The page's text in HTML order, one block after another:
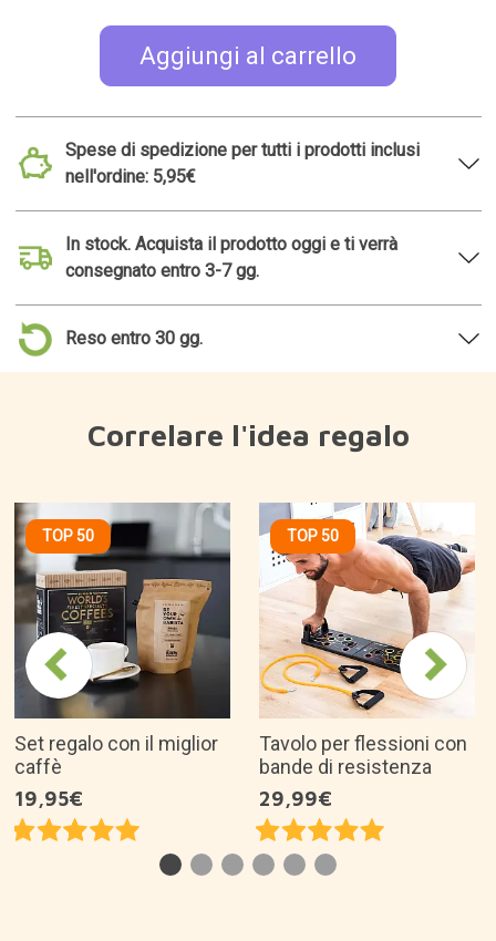
Aggiungi al carrello
Spese di spedizione per tutti i prodotti inclusi
nell'ordine: 5,95€
In stock. Acquista il prodotto oggi e ti verrà
consegnato entro 3-7 gg.
Reso entro 30 gg.
Correlare l'idea regalo
TOP 50
Set regalo con il miglior
caffè
19,95€
TOP 50
Tavolo per flessioni con
bande di resistenza
29,99€